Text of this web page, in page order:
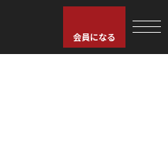
会員になる